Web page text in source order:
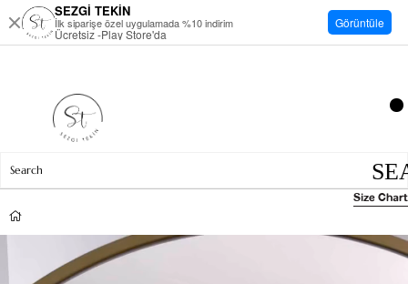
Size Chart
SEZGİ TEKİN
İlk siparişe özel uygulamada %10 indirim
Ücretsiz -Play Store'da
Görüntüle